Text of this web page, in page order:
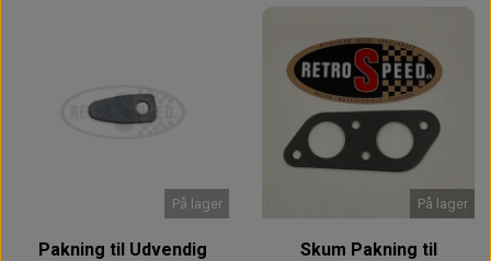
På lager
Pakning til Udvendig
På lager
Skum Pakning til